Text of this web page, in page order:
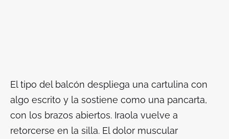
El tipo del balcón despliega una cartulina con
algo escrito y la sostiene como una pancarta,
con los brazos abiertos. Iraola vuelve a
retorcerse en la silla. El dolor muscular